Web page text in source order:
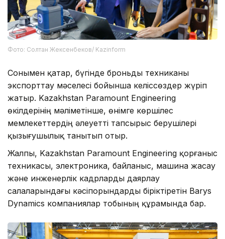
Фото: Солтан Жексенбеков/ Kazinform
Сонымен қатар, бүгінде броньды техниканы
экспорттау мәселесі бойынша келіссөздер жүріп
жатыр. Kazakhstan Paramount Engineering
өкілдерінің мәліметінше, өнімге көршілес
мемлекеттердің әлеуетті тапсырыс берушілері
қызығушылық танытып отыр.
Жалпы, Kazakhstan Paramount Engineering қорғаныс
техникасы, электроника, байланыс, машина жасау
және инженерлік кадрларды даярлау
салаларындағы кәсіпорындарды біріктіретін Barys
Dynamics компаниялар тобының құрамында бар.